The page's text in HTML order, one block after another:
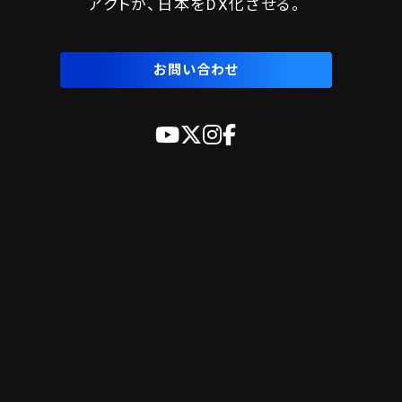
アクトが、日本をDX化させる。
お問い合わせ